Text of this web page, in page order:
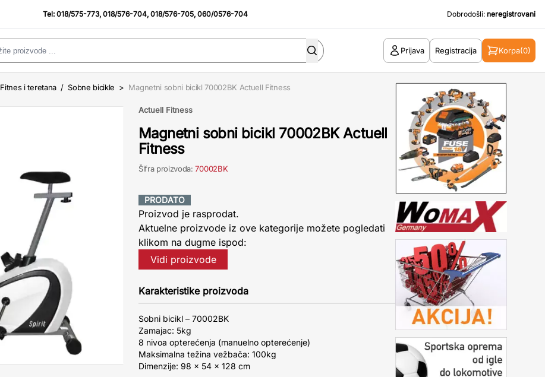
Tel:018/575-773,018/576-704,018/576-705,060/0576-704 Dobrodošli: neregistrovani
Prijava Registracija Korpa(0)
Fitnes i teretana / Sobne bicikle > Magnetni sobni bicikl 70002BK Actuell Fitness
Actuell Fitness
Magnetni sobni bicikl 70002BK Actuell
Fitness
Šifra proizvoda:70002BK
PRODATO
Proizvod je rasprodat.
Aktuelne proizvode iz ove kategorije možete pogledati
klikom na dugme ispod:
Vidi proizvode
Karakteristike proizvoda
Sobni bicikl – 70002BK
Zamajac: 5kg
8 nivoa opterećenja (manuelno opterećenje)
Maksimalna težina vežbača: 100kg
Dimenzije: 98 × 54 × 128 cm